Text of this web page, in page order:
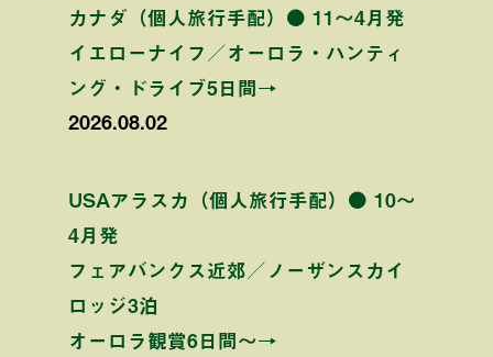
カナダ（個人旅行手配）● 11〜4月発
イエローナイフ／オーロラ・ハンティ
ング・ドライブ5日間→
2026.08.02
USAアラスカ（個人旅行手配）● 10〜
4月発
フェアバンクス近郊／ノーザンスカイ
ロッジ3泊
オーロラ観賞6日間〜→